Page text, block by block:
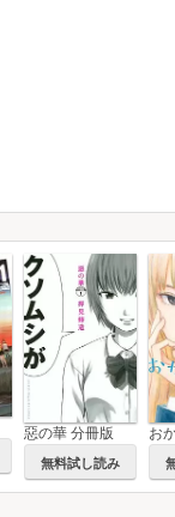
惡の華 分冊版
無料試し読み
お